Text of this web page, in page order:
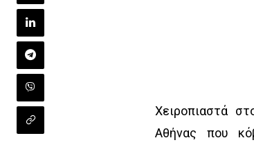
Χειροπιαστά
Αθήνας που